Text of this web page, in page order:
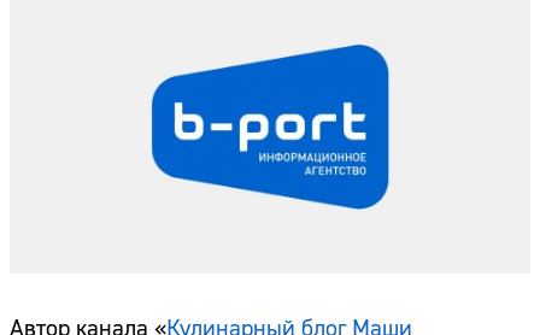
Автор канала «Кулинарный блог Маши